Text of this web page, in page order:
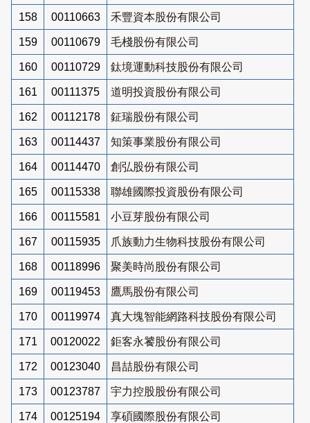
158 00110663 禾豐資本股份有限公司
159 00110679 毛棧股份有限公司
160 00110729 鈦境運動科技股份有限公司
161 00111375 道明投資股份有限公司
162 00112178 鉦瑞股份有限公司
163 00114437 知策事業股份有限公司
164 00114470 創弘股份有限公司
165 00115338 聯雄國際投資股份有限公司
166 00115581 小豆芽股份有限公司
167 00115935 爪族動力生物科技股份有限公司
168 00118996 聚美時尚股份有限公司
169 00119453 鷹馬股份有限公司
170 00119974 真大塊智能網路科技股份有限公司
171 00120022 鉅客永饕股份有限公司
172 00123040 昌喆股份有限公司
173 00123787 宇力控股股份有限公司
174 00125194 享碩國際股份有限公司